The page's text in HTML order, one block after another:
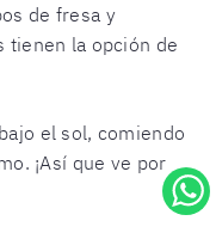
de fresa y
tienen la opción de
el sol, comiendo
¡Así que ve por